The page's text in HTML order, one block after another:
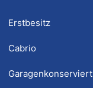
Erstbesitz
Cabrio
Garagenkonserviert